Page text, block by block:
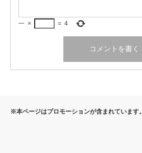
一 × = 4
※本ページはプロモーションが含まれています。